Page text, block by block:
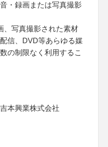
・録画または写真撮影
、写真撮影された素材
信、DVD等あらゆる媒
の制限なく利用するこ
本興業株式会社